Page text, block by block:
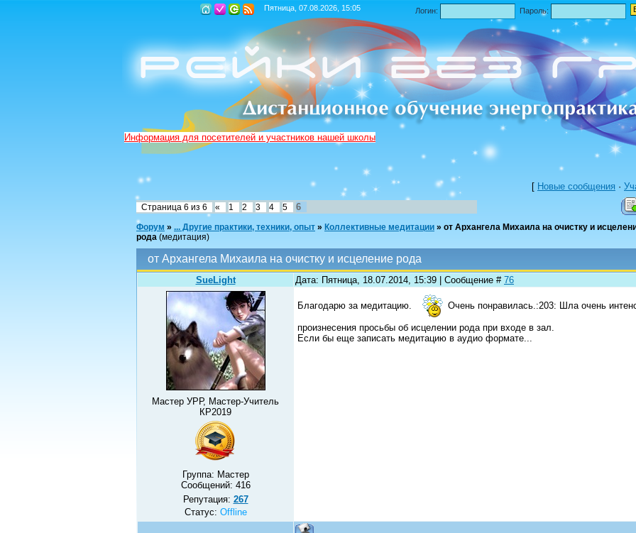
Пятница, 07.08.2026, 15:05 Логин: Пароль:
Информация для посетителей и участников нашей школы
[ Новые сообщения ·
Страница 6 из 6 « 1 2 3 4 5 6
Форум » ... Другие практики, техники, опыт » Коллективные медитации » от Архангела Михаила на очистку и
рода (медитация)
от Архангела Михаила на очистку и исцеление рода
SueLight Дата: Пятница, 18.07.2014, 15:39 | Сообщение # 76
Мастер УРР, Мастер-Учитель
КР2019
Группа: Мастер
Сообщений: 416
Репутация: 267
Статус: Offline
Благодарю за медитацию. Очень понравилась.:203: Шла очень
произнесения просьбы об исцелении рода при входе в зал.
Если бы еще записать медитацию в аудио формате...